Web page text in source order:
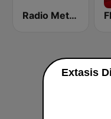
Radio Metrópoli 1150 AM